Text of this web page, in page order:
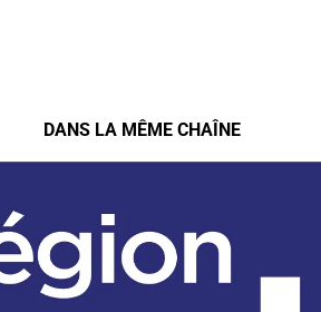
DANS LA MÊME CHAÎNE